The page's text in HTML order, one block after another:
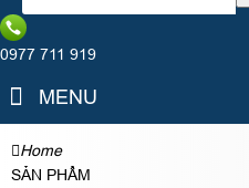
0977 711 919
MENU
Home
SẢN PHẨM